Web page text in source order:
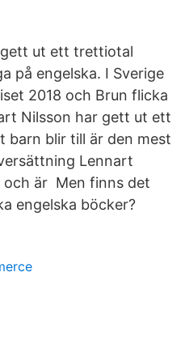
gett ut ett trettiotal
på engelska. I Sverige
2018 och Brun flicka
Nilsson har gett ut ett
barn blir till är den mest
Lennart
och är Men finns det
engelska böcker?